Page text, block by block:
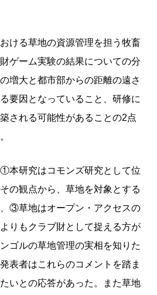
ける草地の資源管理を担う牧畜
ゲーム実験の結果についての分
増大と都市部からの距離の遠さ
要因となっていること、研修に
される可能性があることの2点
本研究はコモンズ研究として位
の観点から、草地を対象とする
③草地はオープン・アクセスの
りもクラブ財として捉える方が
ゴルの草地管理の実相を知りた
表者はこれらのコメントを踏ま
いとの応答があった。また草地